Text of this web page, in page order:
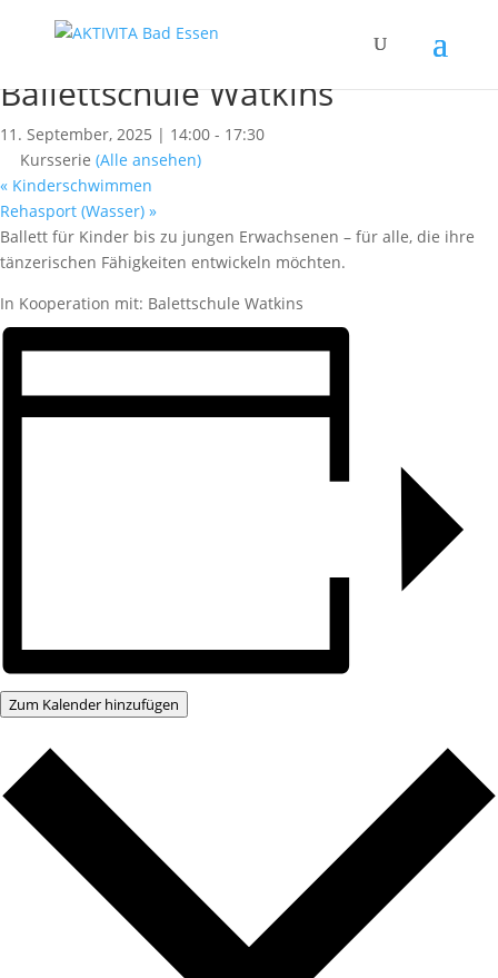
« Alle Kurse
Ballettschule Watkins
11. September, 2025 | 14:00 - 17:30
Kursserie (Alle ansehen)
« Kinderschwimmen
Rehasport (Wasser) »
Ballett für Kinder bis zu jungen Erwachsenen – für alle, die ihre
tänzerischen Fähigkeiten entwickeln möchten.
In Kooperation mit: Balettschule Watkins
Zum Kalender hinzufügen